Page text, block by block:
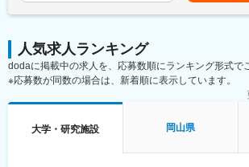
変更の範囲：会社の定める業務
の作成補助
◇新規PJT候補の技術的フィージビリティ検
査、社内データ収集、関係部署との調整等）
◇顧客・共同研究先・CDMO・ベンダーな
席、フォローアップ）
人気求人ランキング
dodaに掲載中の求人を、応募数順にランキング形式で
※応募数が同数の場合は、新着順に表示しています。
大学・研究施設 岡山県